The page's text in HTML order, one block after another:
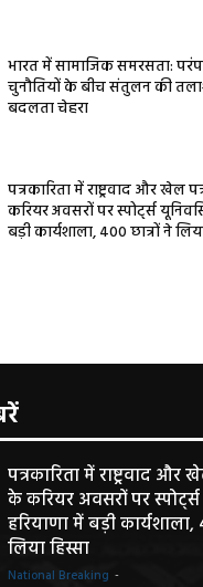
भारत में सामाजिक समरसता:
चुनौतियों के बीच संतुलन की
बदलता चेहरा
पत्रकारिता में राष्ट्रवाद और खेल
करियर अवसरों पर स्पोर्ट्स
बड़ी कार्यशाला, 400 छात्रों ने
पत्रकारिता में राष्ट्रवाद और
के करियर अवसरों पर स्पोर्ट्स
हरियाणा में बड़ी कार्यशाला,
लिया हिस्सा
National Breaking -